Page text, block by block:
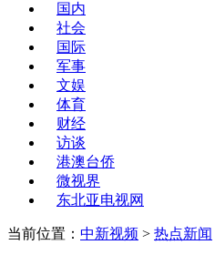
国内
社会
国际
军事
文娱
体育
财经
访谈
港澳台侨
微视界
东北亚电视网
当前位置： 中新视频 > 热点新闻